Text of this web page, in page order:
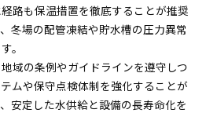
路も保温措置を徹底することが推奨
冬場の配管凍結や貯水槽の圧力異常
。
域の条例やガイドラインを遵守しつ
ムや保守点検体制を強化することが
安定した水供給と設備の長寿命化を